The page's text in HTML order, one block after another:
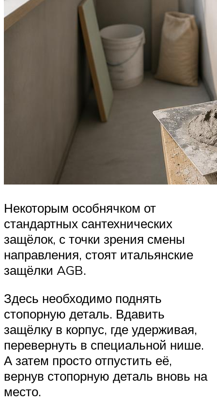
Некоторым особнячком от
стандартных сантехнических
защёлок, с точки зрения смены
направления, стоят итальянские
защёлки AGB.
Здесь необходимо поднять
стопорную деталь. Вдавить
защёлку в корпус, где удерживая,
перевернуть в специальной нише.
А затем просто отпустить её,
вернув стопорную деталь вновь на
место.